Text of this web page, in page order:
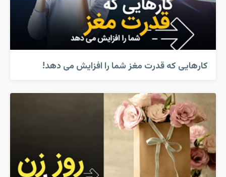
کارهایی که قدرت مغز شما را افزایش می دهد!